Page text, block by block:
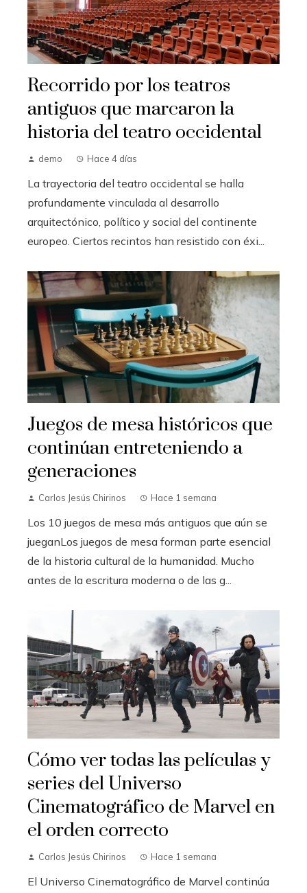
Recorrido por los teatros
antiguos que marcaron la
historia del teatro occidental
demo Hace 4 días
La trayectoria del teatro occidental se halla
profundamente vinculada al desarrollo
arquitectónico, político y social del continente
europeo. Ciertos recintos han resistido con éxi...
Juegos de mesa históricos que
continúan entreteniendo a
generaciones
Carlos Jesús Chirinos Hace 1 semana
Los 10 juegos de mesa más antiguos que aún se
jueganLos juegos de mesa forman parte esencial
de la historia cultural de la humanidad. Mucho
antes de la escritura moderna o de las g...
Cómo ver todas las películas y
series del Universo
Cinematográfico de Marvel en
el orden correcto
Carlos Jesús Chirinos Hace 1 semana
El Universo Cinematográfico de Marvel continúa